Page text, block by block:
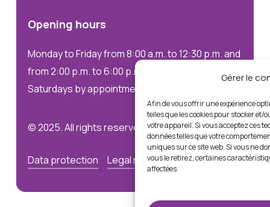
Gérer le
Afin de vous offrir une expérience
telles que les cookies pour stocker
votre appareil. Si vous acceptez ces
données telles que votre
uniques sur ce site web. Si vous ne
vous le retirez, certaines
affectées.
Opening hours
Monday to Friday from 8:00 a.m. to 12:30 p.m. and
from 2:00 p.m. to 6:00 p.m.
Saturdays by appointment only
© 2025. All rights reserved
Data protection Legal notices